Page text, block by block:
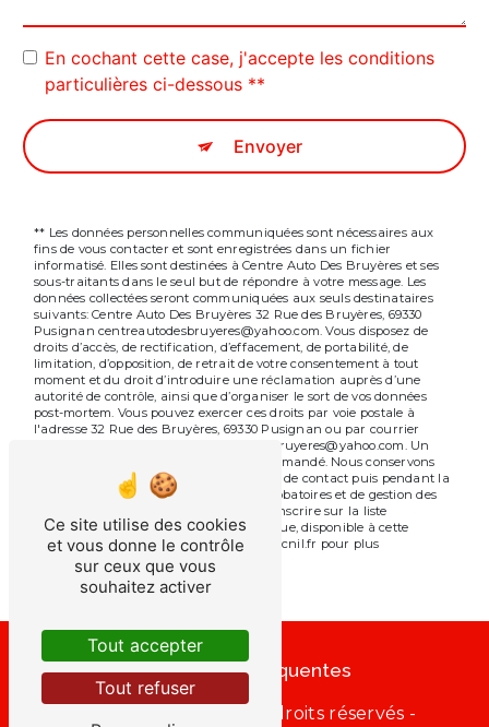
En cochant cette case, j'accepte les conditions
particulières ci-dessous **
Envoyer
** Les données personnelles communiquées sont nécessaires aux
fins de vous contacter et sont enregistrées dans un fichier
informatisé. Elles sont destinées à Centre Auto Des Bruyères et ses
sous-traitants dans le seul but de répondre à votre message. Les
données collectées seront communiquées aux seuls destinataires
suivants: Centre Auto Des Bruyères 32 Rue des Bruyères, 69330
Pusignan centreautodesbruyeres@yahoo.com. Vous disposez de
droits d’accès, de rectification, d’effacement, de portabilité, de
limitation, d’opposition, de retrait de votre consentement à tout
moment et du droit d’introduire une réclamation auprès d’une
autorité de contrôle, ainsi que d’organiser le sort de vos données
post-mortem. Vous pouvez exercer ces droits par voie postale à
l'adresse 32 Rue des Bruyères, 69330 Pusignan ou par courrier
électronique à l'adresse centreautodesbruyeres@yahoo.com. Un
justificatif d'identité pourra vous être demandé. Nous conservons
vos données pendant la période de prise de contact puis pendant la
durée de prescription légale aux fins probatoires et de gestion des
contentieux. Vous avez le droit de vous inscrire sur la liste
d'opposition au démarchage téléphonique, disponible à cette
adresse:Bloctel.gouv.fr. Consultez le site cnil.fr pour plus
d’informations sur vos droits.
Recherches fréquentes
- 2026 - Tous droits réservés -
Ce site utilise des cookies
et vous donne le contrôle
sur ceux que vous
souhaitez activer
Tout accepter
Tout refuser